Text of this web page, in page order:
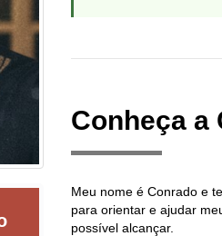
Conheça a
Meu nome é Conrado e
para orientar e ajudar
possível alcançar.